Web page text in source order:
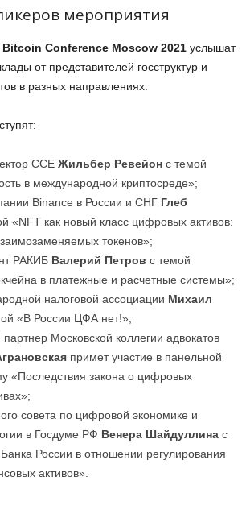
мероприятия
Conference Moscow 2021 услышат
от представителей госструктур и
в разных направлениях.
ССЕ Жильбер Ревейон с темой
в международной криптосреде»;
Binance в России и СНГ Глеб
«NFT как новый класс цифровых активов:
токенов»;
РАКИБ Валерий Петров с темой
в платежные и расчетные системы»;
налоговой ассоциации Михаил
«В России ЦФА нет!»;
Московской коллегии адвокатов
примет участие в панельной
«Последствия закона о цифровых
совета по цифровой экономике и
в Госдуме РФ Венера Шайдуллина с
России в отношении регулирования
активов».